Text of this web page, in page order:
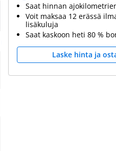
Saat hinnan
Voit maksaa 12 erässä
lisäkuluja
Saat kaskoon heti 80 %
Laske hinta ja